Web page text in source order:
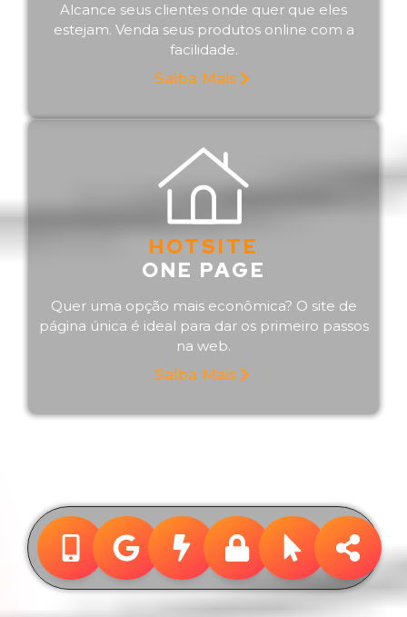
Alcance seus clientes onde quer que eles
estejam. Venda seus produtos online com a
facilidade.
Saiba Mais
HOTSITE
ONE PAGE
Quer uma opção mais econômica? O site de
página única é ideal para dar os primeiro passos
na web.
Saiba Mais